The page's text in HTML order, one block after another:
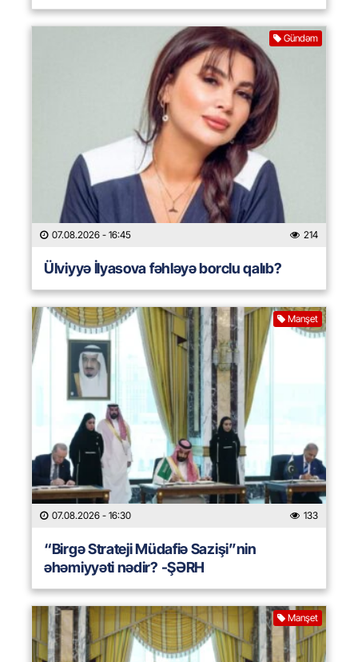
Gündəm
07.08.2026 - 16:45 214
Ülviyyə İlyasova fəhləyə borclu qalıb?
Manşet
07.08.2026 - 16:30 133
“Birgə Strateji Müdafiə Sazişi”nin
əhəmiyyəti nədir? -ŞƏRH
Manşet